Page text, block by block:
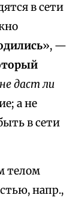
в сети
», —
не даст ли
а не
в сети
телом
напр.,